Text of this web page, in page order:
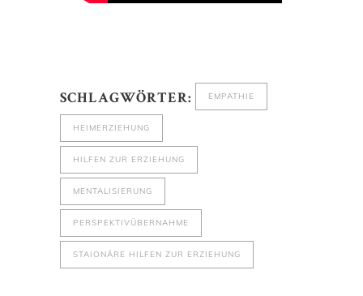
SCHLAGWÖRTER: EMPATHIE
HEIMERZIEHUNG
HILFEN ZUR ERZIEHUNG
MENTALISIERUNG
PERSPEKTIVÜBERNAHME
STAIONÄRE HILFEN ZUR ERZIEHUNG